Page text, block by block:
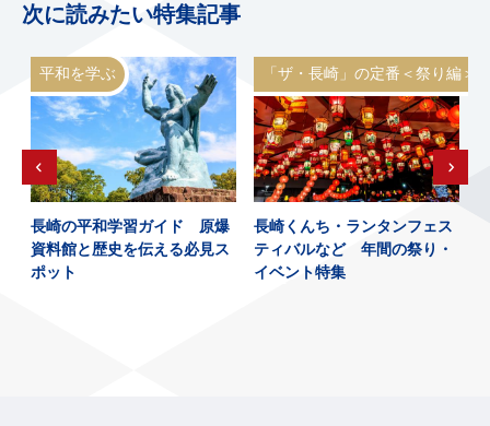
次に読みたい特集記事
平和を学ぶ
長崎の平和学習ガイド 原爆
資料館と歴史を伝える必見ス
ポット
「ザ・長崎」の定番＜祭り編＞
長崎くんち・ランタンフェス
ティバルなど 年間の祭り・
イベント特集